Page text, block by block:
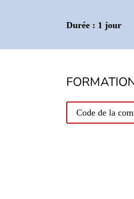
Durée : 1 jour
Code de la